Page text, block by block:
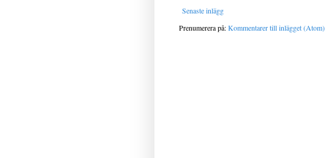
Senaste inlägg
Prenumerera på:Kommentarer till inlägget (Atom)